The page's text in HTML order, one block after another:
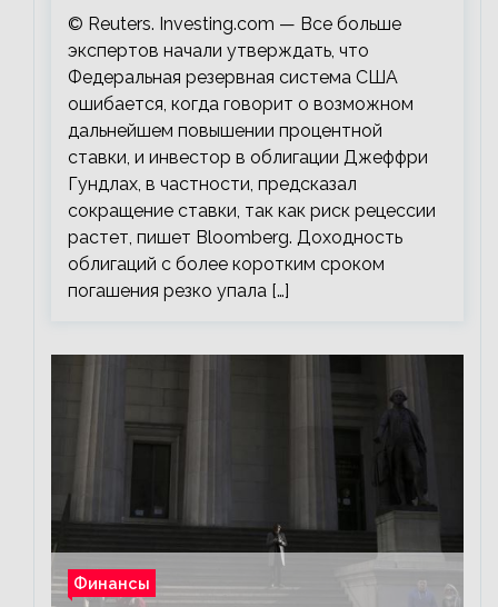
© Reuters. Investing.com — Все больше
экспертов начали утверждать, что
Федеральная резервная система США
ошибается, когда говорит о возможном
дальнейшем повышении процентной
ставки, и инвестор в облигации Джеффри
Гундлах, в частности, предсказал
сокращение ставки, так как риск рецессии
растет, пишет Bloomberg. Доходность
облигаций с более коротким сроком
погашения резко упала […]
Финансы